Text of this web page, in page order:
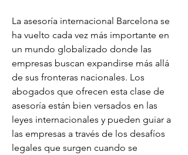
La asesoría internacional Barcelona se
ha vuelto cada vez más importante en
un mundo globalizado donde las
empresas buscan expandirse más allá
de sus fronteras nacionales. Los
abogados que ofrecen esta clase de
asesoría están bien versados en las
leyes internacionales y pueden guiar a
las empresas a través de los desafíos
legales que surgen cuando se